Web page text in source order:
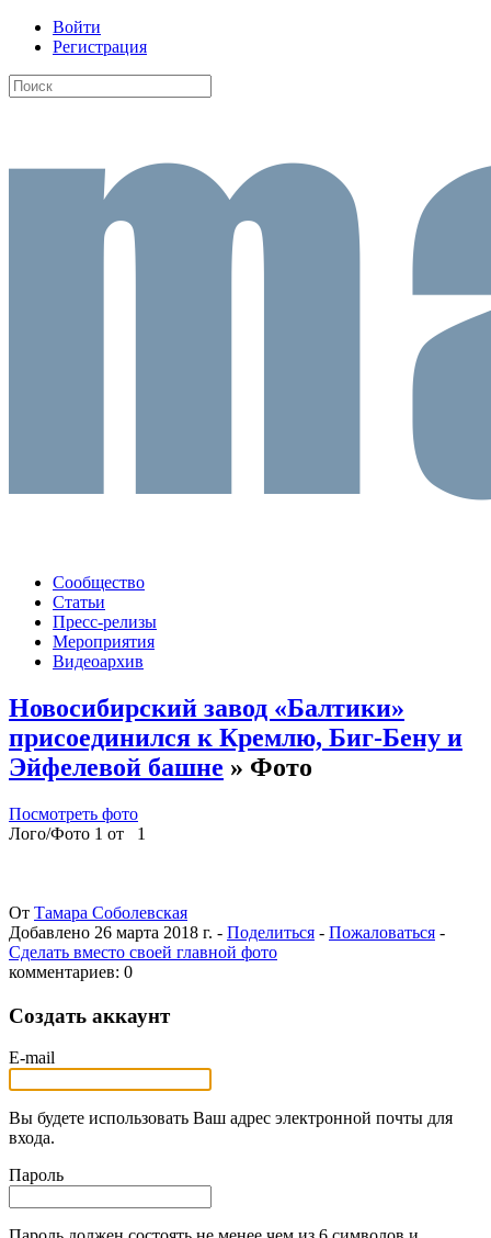
Войти
Регистрация
Сообщество
Статьи
Пресс-релизы
Мероприятия
Видеоархив
Новосибирский завод «Балтики»
присоединился к Кремлю, Биг-Бену и
Эйфелевой башне » Фото
Посмотреть фото
Лого/Фото 1 от 1
От Тамара Соболевская
Добавлено 26 марта 2018 г. - Поделиться - Пожаловаться -
Сделать вместо своей главной фото
комментариев: 0
Создать аккаунт
E-mail
Вы будете использовать Ваш адрес электронной почты для
входа.
Пароль